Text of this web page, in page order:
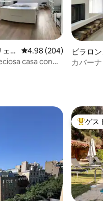
レビュー204件、5つ
4.98 (204)
casa con
ビラロ
カバー
す。 大好評
ゲス